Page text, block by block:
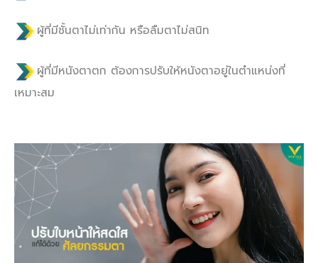
ผู้ที่มีชั้นตาไม่เท่ากัน หรือลืมตาไม่สนิท
ผู้ที่มีหนังตาตก ต้องการปรับให้หนังตาอยู่ในตำแหน่งที่
เหมาะสม